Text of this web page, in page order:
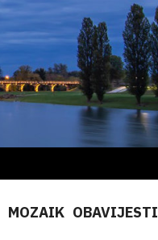
MOZAIK OBAVIJESTI